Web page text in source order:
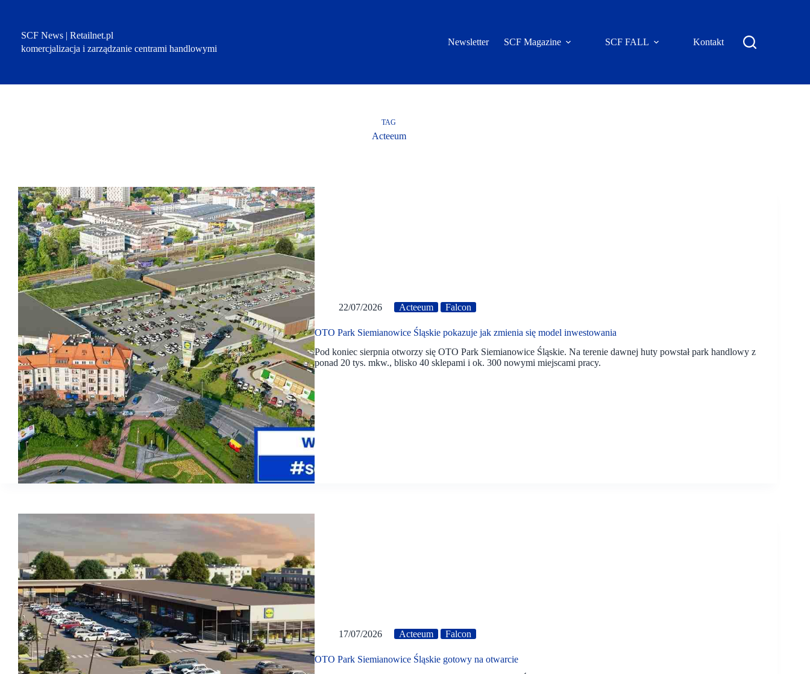
SCF News | Retailnet.pl
komercjalizacja i zarządzanie centrami handlowymi
Newsletter SCF Magazine SCF FALL Kontakt
TAG
Acteeum
22/07/2026 Acteeum Falcon
OTO Park Siemianowice Śląskie pokazuje jak zmienia się model inwestowania
Pod koniec sierpnia otworzy się OTO Park Siemianowice Śląskie. Na terenie dawnej huty powstał park handlowy z
ponad 20 tys. mkw., blisko 40 sklepami i ok. 300 nowymi miejscami pracy.
17/07/2026 Acteeum Falcon
OTO Park Siemianowice Śląskie gotowy na otwarcie